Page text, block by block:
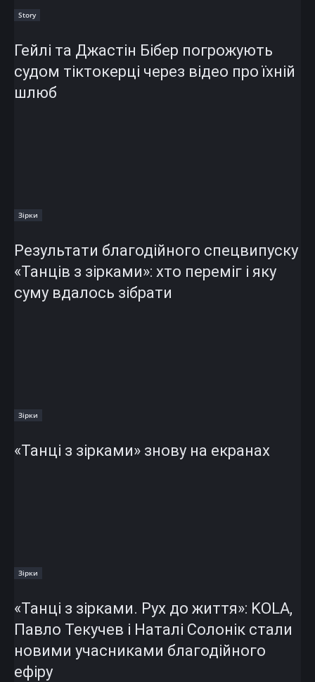
Story
Гейлі та Джастін Бібер погрожують
судом тіктокерці через відео про їхній
шлюб
Зірки
Результати благодійного спецвипуску
«Танців з зірками»: хто переміг і яку
суму вдалось зібрати
Зірки
«Танці з зірками» знову на екранах
Зірки
«Танці з зірками. Рух до життя»: KOLA,
Павло Текучев і Наталі Солонік стали
новими учасниками благодійного
ефіру